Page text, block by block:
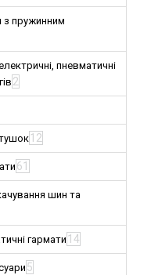
з пружинним
електричні, пневматичні
2
12
61
шин та
гармати 14
5